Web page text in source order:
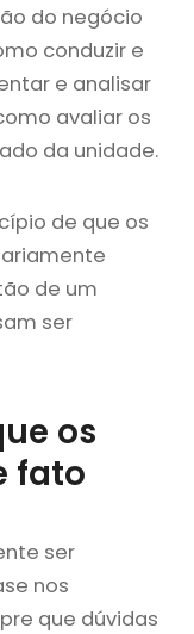
do negócio
conduzir e
e analisar
avaliar os
da unidade.
de que os
de um
ser
os
fato
ser
nos
que dúvidas